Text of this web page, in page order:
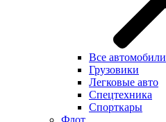
Все автомобили
Грузовики
Легковые авто
Спецтехника
Спорткары
Флот